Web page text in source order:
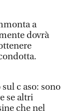
a
dovrà
c aso: sono
se altri
che nel